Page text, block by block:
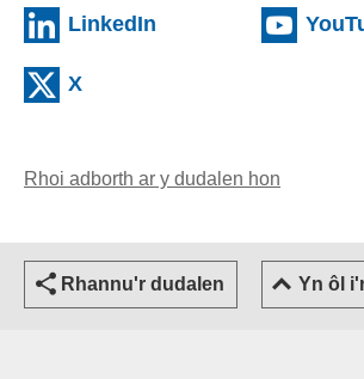
LinkedIn (external
X
Rhoi adborth ar y dudalen hon
Rhannu'r dudalen Yn ôl